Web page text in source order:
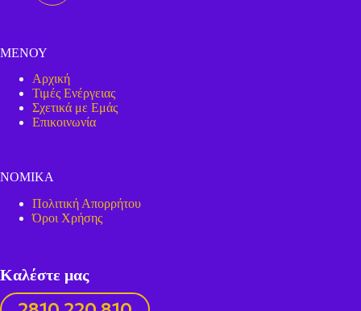
ΜΕΝΟΥ
Αρχική
Τιμές Ενέργειας
Σχετικά με Εμάς
Επικοινωνία
ΝΟΜΙΚΑ
Πολιτική Απορρήτου
Όροι Χρήσης
Καλέστε μας